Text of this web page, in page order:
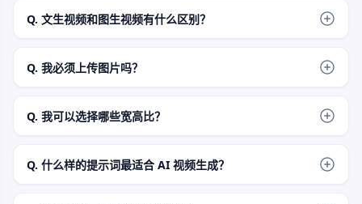
令，生成一段简短的动态视频片段。
Q. 文生视频和图生视频有什么区别？
静态图，当您已有希望作为运动基准的画面时，使用此模式更
Q. 我必须上传图片吗？
图生视频模式时才需上传一张图片。
Q. 我可以选择哪些宽高比？
1:1。图生视频会更紧密地遵循上传源图的画幅比例。
Q. 什么样的提示词最适合 AI 视频生成？